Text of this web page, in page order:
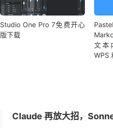
Studio One Pro 7免费开心
版下载
文本
WPS
Claude 再放大招，